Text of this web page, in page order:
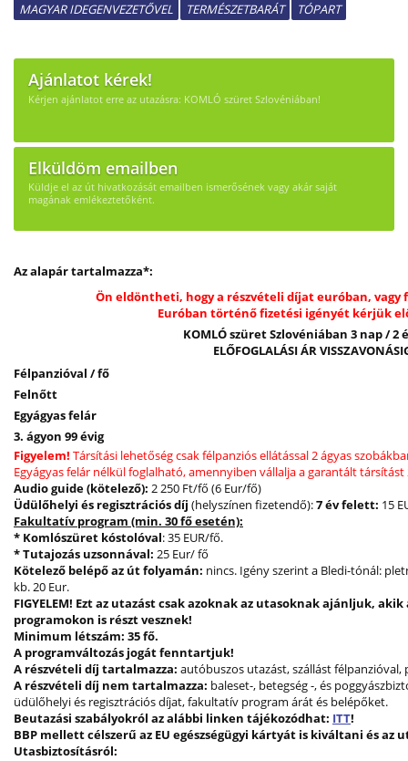
MAGYAR IDEGENVEZETŐVEL
TERMÉSZETBARÁT TÓPART
Ajánlatot kérek!
Kérjen ajánlatot erre az utazásra: KOMLÓ szüret Szlovéniában!
Elküldöm emailben
Küldje el az út hivatkozását emailben ismerősének vagy akár saját
magának emlékeztetőként.
Az alapár tartalmazza*:
Ön eldöntheti, hogy a részvételi díjat euróban,
Euróban történő fizetési igényét kérjük
KOMLÓ szüret Szlovéniában 3 nap / 2
ELŐFOGLALÁSI ÁR
Félpanzióval / fő
Felnőtt
Egyágyas felár
3. ágyon 99 évig
Figyelem! Társítási lehetőség csak félpanziós ellátással 2 ágyas
Egyágyas felár nélkül foglalható, amennyiben vállalja a garantált társítást
Audio guide (kötelező): 2 250 Ft/fő (6 Eur/fő)
Üdülőhelyi és regisztrációs díj (helyszínen fizetendő):7 év felett: 15
Fakultatív program (min. 30 fő esetén):
* Komlószüret kóstolóval: 35 EUR/fő.
* Tutajozás uzsonnával: 25 Eur/ fő
Kötelező belépő az út folyamán: nincs. Igény szerint a Bledi-tónál:
kb. 20 Eur.
FIGYELEM! Ezt az utazást csak azoknak az utasoknak ajánljuk,
programokon is részt vesznek!
Minimum létszám: 35 fő.
A programváltozás jogát fenntartjuk!
A részvételi díj tartalmazza: autóbuszos utazást, szállást
A részvételi díj nem tartalmazza: baleset-, betegség -, és
üdülőhelyi és regisztrációs díjat, fakultatív program árát és belépőket.
Beutazási szabályokról az alábbi linken tájékozódhat: ITT!
BBP mellett célszerű az EU egészségügyi kártyát is kiváltani és az
Utasbiztosításról: